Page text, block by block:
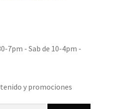
7pm - Sab de 10-4pm -
y promociones